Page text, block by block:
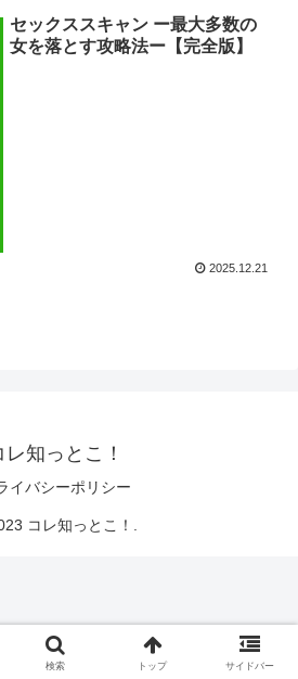
セックススキャン ー最大多数の
女を落とす攻略法ー【完全版】
2025.12.21
レ知っとこ！
イバシーポリシー
コレ知っとこ！.
検索 トップ サイドバー